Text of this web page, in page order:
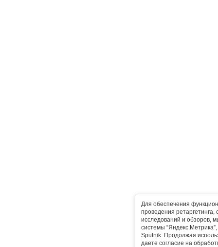
Для обеспечения
проведения ретаргетинга,
исследований и обзоров,
системы
Sputnik. Продолжая
даете согласие на